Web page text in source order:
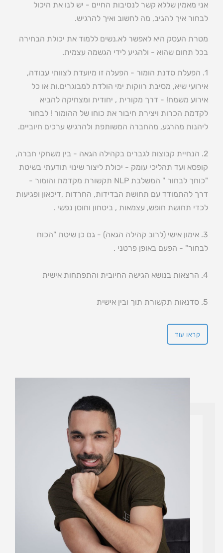
אני מאמין שללא קשר לנסיבות החיים - יש לנו את היכול
לבחור איך להגיב, מה לחשוב ואיך להרגיש.
מטרת העסק היא לאפשר לא.נשים ללמוד את יכולת הבחירה
בכל תחום שהוא - ולהגיע לידי הגשמה עצמית.
1. הפעלת סדנת הומור - הפעלה זו מיועדת לצוותי עבודה,
אירועי שיא, מסיבת רווקות ימי הולדת למבוגרים.ות או כל
אירוע משמח! - דרך מקורית , יחודית ומצחיקה להביא
לקדמת הכרות ויצירת חיבור את כוחו של ההומור ! לבחור
ליהנות מהרגע, מהחברה המשותפת ולהרגיש ערכים חיוביים.
2. הנחיית קבוצות לגברים בקהילה הגאה - בין משחקי חברה,
קופסא ועד תהליכי עומק - יכולת ליצור שינוי תודעתי בשיטת
"כוחך לבחור " המשלבת NLP תקשורת מקדמת והומור -
דרך להתמודד עם תחושת הבדידות, החרדות ,דיכאון ופגיעות
לכדי תחושת חופש, עצמאות , ביטחון וחוסן נפשי .
3. אימון אישי (לרוב קהילה הגאה) - גם כן שיטת "הכוח
לבחור" - הפעם באופן פרטני .
4. הרצאות בנושא הגישה החיובית והתפתחות אישית
5. סדנאות תקשורת תוך ובין אישית
קראו עוד